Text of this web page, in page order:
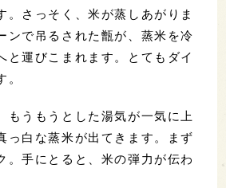
。さっそく、米が蒸しあがりま
ンで吊るされた甑が、蒸米を冷
と運びこまれます。とてもダイ
。
もうもうとした湯気が一気に上
っ白な蒸米が出てきます。まず
。手にとると、米の弾力が伝わ